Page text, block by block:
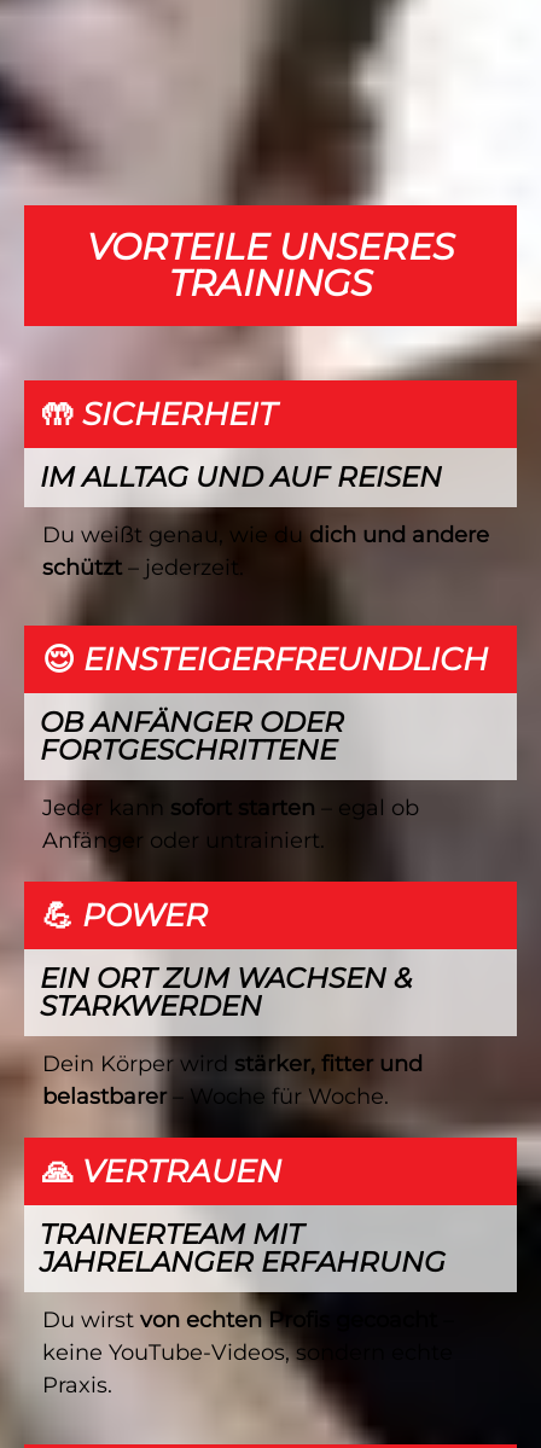
VORTEILE UNSERES
TRAININGS
🤲 SICHERHEIT
IM ALLTAG UND AUF REISEN
Du weißt genau, wie du dich und andere
schützt – jederzeit.
😌 EINSTEIGERFREUNDLICH
OB ANFÄNGER ODER
FORTGESCHRITTENE
Jeder kann sofort starten – egal ob
Anfänger oder untrainiert.
💪 POWER
EIN ORT ZUM WACHSEN &
STARKWERDEN
Dein Körper wird stärker, fitter und
belastbarer– Woche für Woche.
🙏 VERTRAUEN
TRAINERTEAM MIT
JAHRELANGER ERFAHRUNG
Du wirst von echten Profis gecoacht
keine YouTube-Videos, sondern echte
Praxis.